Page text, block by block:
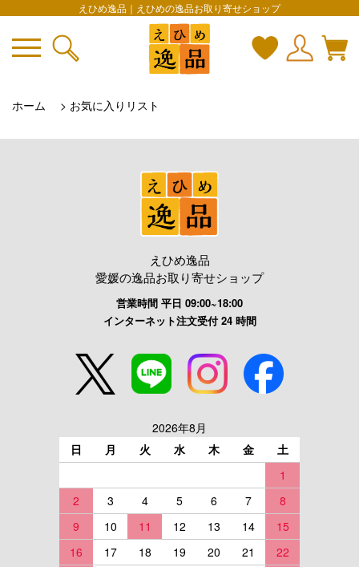
えひめ逸品｜えひめの逸品お取り寄せショップ
ホーム > お気に入りリスト
えひめ逸品
愛媛の逸品お取り寄せショップ
営業時間 平日 09:00~18:00
インターネット注文受付 24 時間
2026年8月
日
月 火 水 木 金
土
1
2
3 4 5 6 7
8
9
10 11 12 13 14
15
16
17 18 19 20 21
22